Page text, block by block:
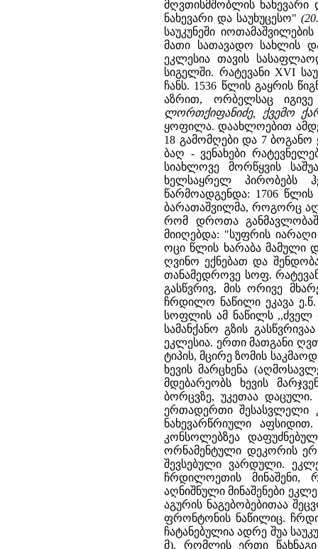
მღვთისმშობლის ნახევარი
ნახევარი და საუხუცესო"
საუკუნეში
მათი სათავადო სახლის
ეკლესია თავის
სიგელში. რატევანი XVI
ჩანს. 1536 წლის გაყრის
აზრით, ორბელსაც
ლორთქიფანიძე, ქვემო
ყოფილა. დაახლოებით
18 გამომღები და 7
ბაღ - ვენახები
სიახლოვე მორწყვის
ხელსაყრელ პირობებს
წარმოადგენდა: 1706
ბარათაშვილმა, როგორც
რომ დროთა
მიიღებდა: "სუფრის
ოცი წლის ხარაბა მამული
ღვინო ექნებათ და
თანამედროვე სოფ.
გასწვრივ, მის ორივე
ჩრდილო ნაწილი ეკავა
სოფლის ამ ნაწილს ,,ძველ
სამანქანო გზის
ეკლესია. ერთი მათგანი
ტიპის, მცირე ზომის
ხევის მარცხენა
მდებარეობს ხევის
ბორცვზე, უკეთაა
ერთადერთი შესასვლელი
ნახევარწრიული
კონსოლებზეა
ორნამენტული დეკორის
შევსებული ვარდული.
ჩრდილოეთის მინაშენი,
აღნიშნული მინაშენები
აგურის ნაგებობებითაა
ფრონტონის ნაწილიც.
ჩატანებულია ადრე შუა
მ), რომლის ერთი